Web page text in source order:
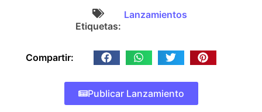
Etiquetas:
Lanzamientos
Compartir:
Publicar Lanzamiento